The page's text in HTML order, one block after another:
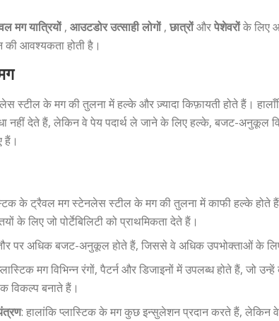
मग यात्रियों, आउटडोर उत्साही लोगों, छात्रोंऔरपेशेवरोंके लिए
की आवश्यकता होती है।
स्टील के मग की तुलना में हल्के और ज़्यादा किफ़ायती होते हैं।
नहीं देते हैं, लेकिन वे पेय पदार्थ ले जाने के लिए हल्के, बजट-अनुकूल
हैं।
के ट्रैवल मग स्टेनलेस स्टील के मग की तुलना में काफी हल्के होते
के लिए जो पोर्टेबिलिटी को प्राथमिकता देते हैं।
पर अधिक बजट-अनुकूल होते हैं, जिससे वे अधिक उपभोक्ताओं के
मग विभिन्न रंगों, पैटर्न और डिजाइनों में उपलब्ध होते हैं, जो
विकल्प बनाते हैं।
: हालांकि प्लास्टिक के मग कुछ इन्सुलेशन प्रदान करते हैं, लेकिन